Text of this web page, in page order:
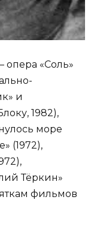
«Соль»
и
1982),
море
(1972),
Тёркин»
фильмов